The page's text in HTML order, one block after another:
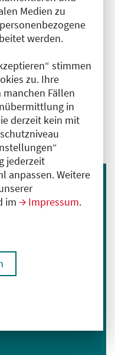
Medien zu
werden.
stimmen
zu. Ihre
Fällen
in
derzeit kein mit
jederzeit
anpassen. Weitere
im Impressum.
an:
meiner Daten